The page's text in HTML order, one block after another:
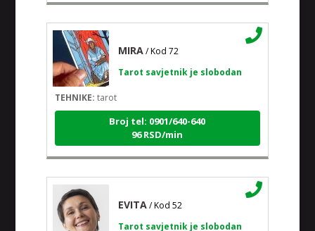
/ Kod 72
Tarot savjetnik je slobodan
Broj tel: 0901/640-640
96 RSD/min
/ Kod 52
Tarot savjetnik je slobodan